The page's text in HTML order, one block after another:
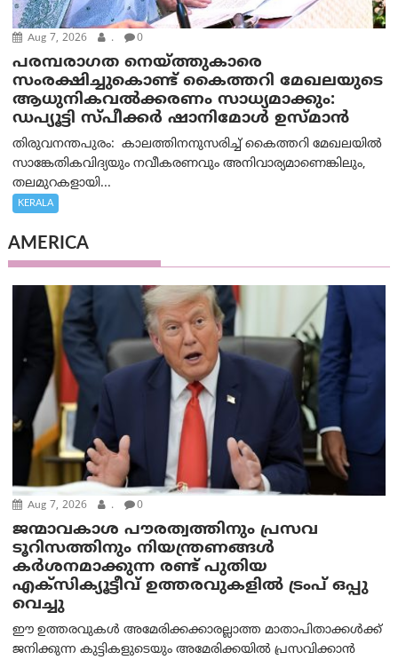
Aug 7, 2026 . 0
പരമ്പരാഗത നെയ്ത്തുകാരെ
സംരക്ഷിച്ചുകൊണ്ട് കൈത്തറി മേഖലയുടെ
ആധുനികവൽക്കരണം സാധ്യമാക്കും:
ഡപ്യൂട്ടി സ്പീക്കർ ഷാനിമോൾ ഉസ്മാൻ
തിരുവനന്തപുരം: കാലത്തിനനുസരിച്ച് കൈത്തറി മേഖലയിൽ
സാങ്കേതികവിദ്യയും നവീകരണവും അനിവാര്യമാണെങ്കിലും,
തലമുറകളായി...
KERALA
AMERICA
Aug 7, 2026 . 0
ജന്മാവകാശ പൗരത്വത്തിനും പ്രസവ
ടൂറിസത്തിനും നിയന്ത്രണങ്ങൾ
കർശനമാക്കുന്ന രണ്ട് പുതിയ
എക്സിക്യൂട്ടീവ് ഉത്തരവുകളിൽ ട്രംപ് ഒപ്പു
വെച്ചു
ഈ ഉത്തരവുകൾ അമേരിക്കക്കാരല്ലാത്ത മാതാപിതാക്കൾക്ക്
ജനിക്കുന്ന കുട്ടികളുടെയും അമേരിക്കയിൽ പ്രസവിക്കാൻ